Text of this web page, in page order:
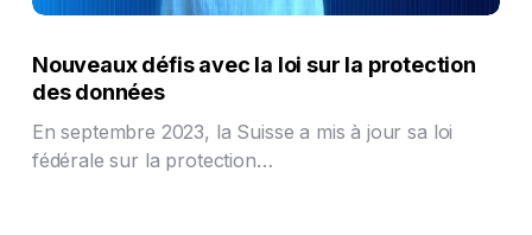
Nouveaux défis avec la loi sur la protection
des données
En septembre 2023, la Suisse a mis à jour sa loi
fédérale sur la protection…